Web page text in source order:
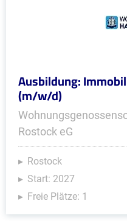
Ausbildung:
(m/w/d)
Rostock eG
Rostock
Start: 2027
Freie Plätze: 1